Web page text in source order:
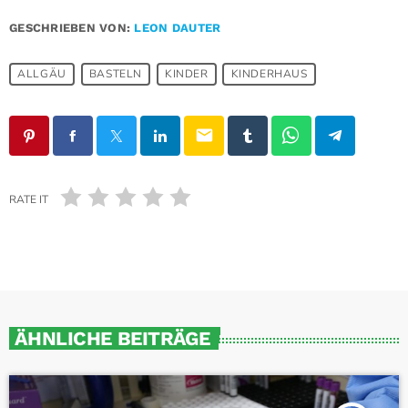
GESCHRIEBEN VON: LEON DAUTER
ALLGÄU BASTELN KINDER KINDERHAUS
email
RATE IT
ÄHNLICHE BEITRÄGE